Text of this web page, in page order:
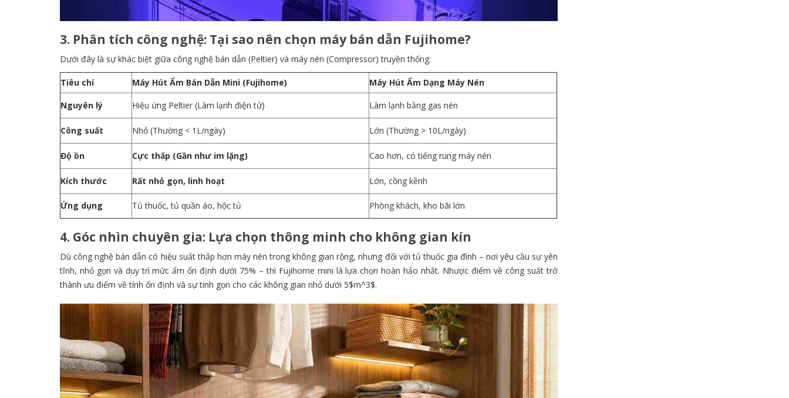
3. Phân tích công nghệ: Tại sao nên chọn máy bán dẫn Fujihome?
Dưới đây là sự khác biệt giữa công nghệ bán dẫn (Peltier) và máy nén (Compressor) truyền thống:
Tiêu chí Máy Hút Ẩm Bán Dẫn Mini (Fujihome) Máy Hút Ẩm Dạng Máy Nén
Nguyên lý Hiệu ứng Peltier (Làm lạnh điện tử) Làm lạnh bằng gas nén
Công suất Nhỏ (Thường < 1L/ngày) Lớn (Thường > 10L/ngày)
Độ ồn Cực thấp (Gần như im lặng) Cao hơn, có tiếng rung máy nén
Kích thước Rất nhỏ gọn, linh hoạt Lớn, cồng kềnh
Ứng dụng Tủ thuốc, tủ quần áo, hộc tủ Phòng khách, kho bãi lớn
4. Góc nhìn chuyên gia: Lựa chọn thông minh cho không gian kín
Dù công nghệ bán dẫn có hiệu suất thấp hơn máy nén trong không gian rộng, nhưng đối với tủ thuốc gia đình – nơi yêu cầu sự yên
tĩnh, nhỏ gọn và duy trì mức ẩm ổn định dưới 75% – thì Fujihome mini là lựa chọn hoàn hảo nhất. Nhược điểm về công suất trở
thành ưu điểm về tính ổn định và sự tinh gọn cho các không gian nhỏ dưới 5$m^3$.